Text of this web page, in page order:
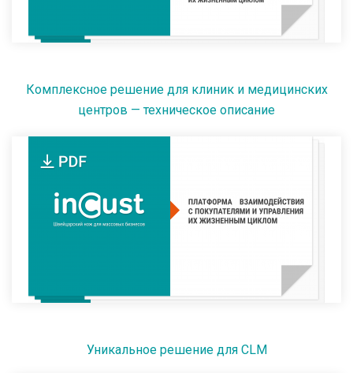
Комплексное решение для клиник и медицинских
центров — техническое описание
Уникальное решение для CLM